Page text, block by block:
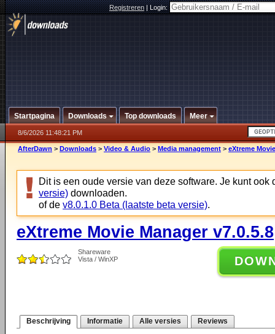
Registreren|Login:
Startpagina Downloads Top downloads Meer
8/6/2026 11:48:21 PM
AfterDawn > Downloads > Video & Audio > Media management > eXtreme
Dit is een oude versie van deze software. Je kunt ook
versie) downloaden.
of de v8.0.1.0 Beta (laatste beta versie).
eXtreme Movie Manager v7.0.5.8
Shareware
Vista / WinXP
Beschrijving Informatie Alle versies Reviews